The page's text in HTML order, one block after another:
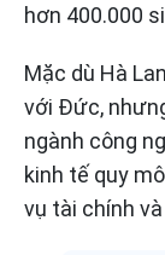
hơn 400.000
Mặc dù Hà
với Đức,
ngành công
kinh tế quy
vụ tài chính